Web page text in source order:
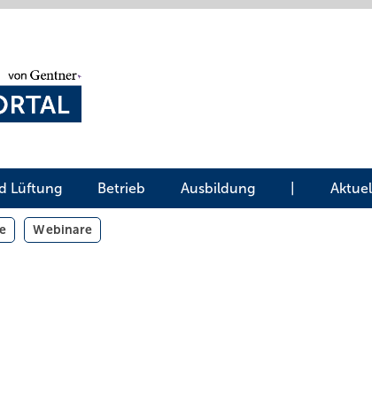
Lüftung Betrieb Ausbildung
Webinare